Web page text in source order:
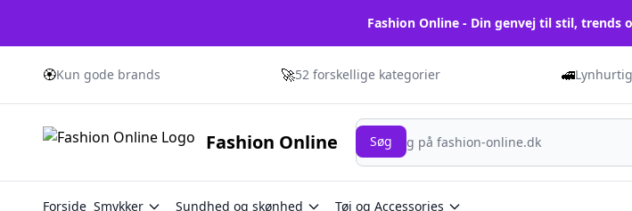
Fashion Online - Din genvej til stil, trends
🏵️Kun gode brands 🚀52 forskellige kategorier 🚅
Fashion Online
Søg
Søg
Forside Smykker Sundhed og skønhed Tøj og Accessories